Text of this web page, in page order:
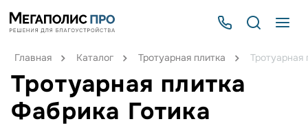
Главная Каталог Тротуарная плитка
Тротуарная плитка
Фабрика Готика